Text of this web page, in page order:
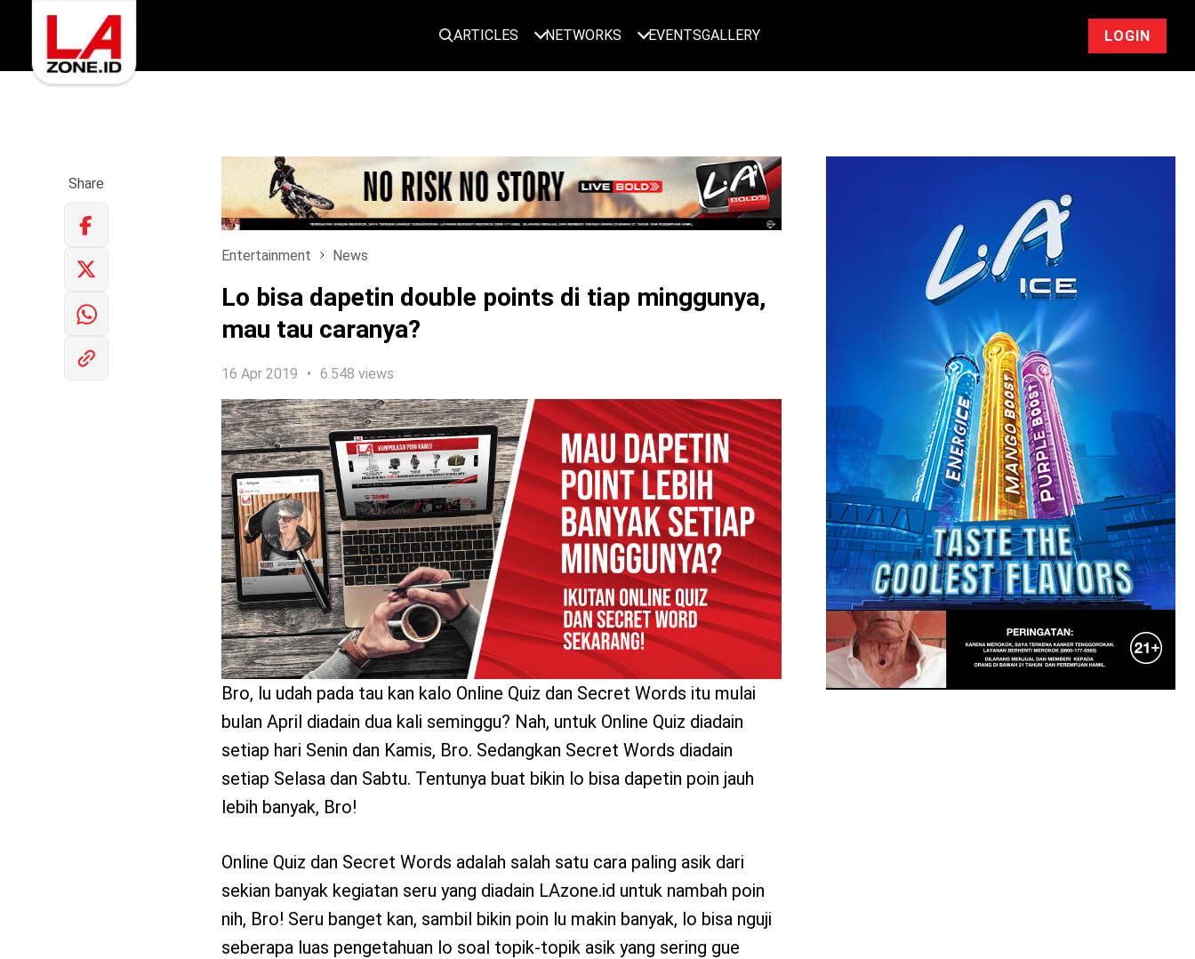
ARTICLES NETWORKS EVENTSGALLERY LOGIN
benefit
menarik
LOGIN
Share
Entertainment News
Lo bisa dapetin double points di tiap minggunya,
mau tau caranya?
16 Apr 2019 6.548 views
Bro, lu udah pada tau kan kalo Online Quiz dan Secret Words itu mulai
bulan April diadain dua kali seminggu? Nah, untuk Online Quiz diadain
setiap hari Senin dan Kamis, Bro. Sedangkan Secret Words diadain
setiap Selasa dan Sabtu. Tentunya buat bikin lo bisa dapetin poin jauh
lebih banyak, Bro!
Online Quiz dan Secret Words adalah salah satu cara paling asik dari
sekian banyak kegiatan seru yang diadain LAzone.id untuk nambah poin
nih, Bro! Seru banget kan, sambil bikin poin lu makin banyak, lo bisa nguji
seberapa luas pengetahuan lo soal topik-topik asik yang sering gue